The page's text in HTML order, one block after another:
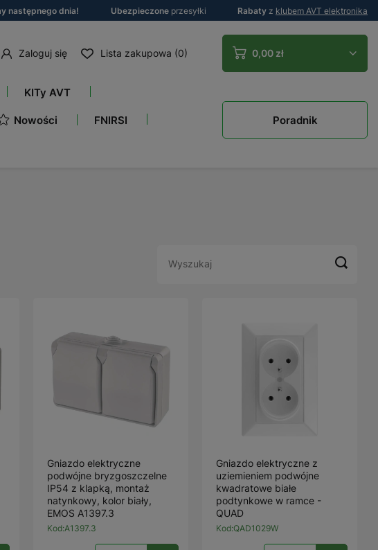
następnego dnia! Ubezpieczone przesyłki Rabaty z klubem AVT elektronika
Zaloguj się Lista zakupowa (0) 0,00 zł
KITy AVT
Nowości FNIRSI Poradnik
Gniazdo elektryczne
podwójne bryzgoszczelne
IP54 z klapką, montaż
natynkowy, kolor biały,
EMOS A1397.3
Kod:A1397.3
Gniazdo elektryczne z
uziemieniem podwójne
kwadratowe białe
podtynkowe w ramce -
QUAD
Kod:QAD1029W